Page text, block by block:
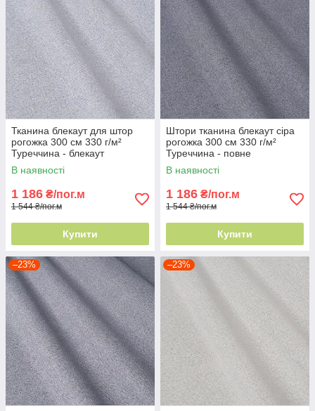
Тканина блекаут для штор
рогожка 300 см 330 г/м²
Туреччина - блекаут
максимум
В наявності
1 186 ₴/пог.м
1 544 ₴/пог.м
Купити
Штори тканина блекаут сіра
рогожка 300 см 330 г/м²
Туреччина - повне
затемнення
В наявності
1 186 ₴/пог.м
1 544 ₴/пог.м
Купити
–23% –23%